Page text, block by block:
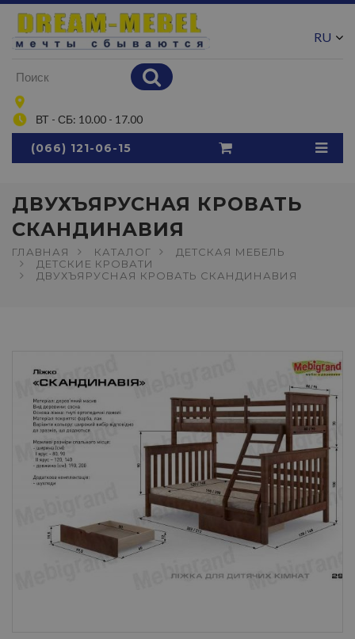
ВТ - СБ: 10.00 - 17.00
RU
(066) 121-06-15
ДВУХЪЯРУСНАЯ КРОВАТЬ
СКАНДИНАВИЯ
ГЛАВНАЯ КАТАЛОГ
ДЕТСКАЯ МЕБЕЛЬ
ДЕТСКИЕ КРОВАТИ
ДВУХЪЯРУСНАЯ КРОВАТЬ СКАНДИНАВИЯ